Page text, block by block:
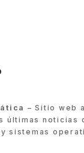
– Sitio web
últimas noticias
sistemas